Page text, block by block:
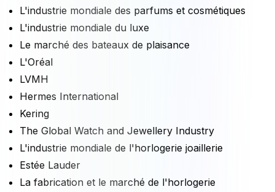
L'industrie mondiale des parfums et cosmétiques
L'industrie mondiale du luxe
Le marché des bateaux de plaisance
L'Oréal
LVMH
Hermes International
Kering
The Global Watch and Jewellery Industry
L'industrie mondiale de l'horlogerie joaillerie
Estée Lauder
La fabrication et le marché de l'horlogerie